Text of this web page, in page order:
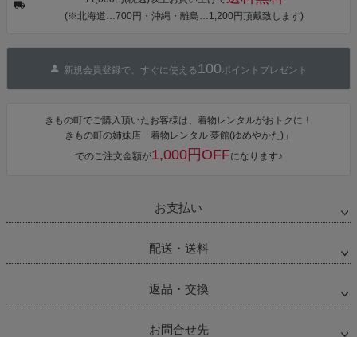
ワンピース 簡
単着付け 大人
(※北海道…700円・沖縄・離島…1,200円頂戴致します)
新規会員登録で、すぐに使える 100ポイントプレゼント
きもの町でご購入頂いたお客様は、着物レンタルがおトクに！
きもの町の姉妹店「着物レンタル 夢館(ゆめやかた)」
でのご注文金額が1,000円OFFになります♪
お支払い
配送・送料
返品・交換
お問合せ先